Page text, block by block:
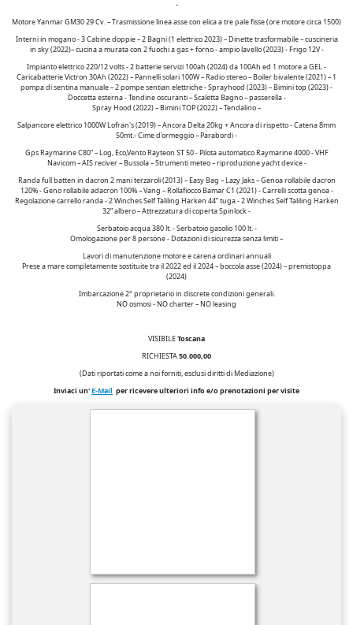
-
Motore Yanmar GM30 29 Cv. – Trasmissione linea asse con elica a tre pale fisse (ore motore circa 1500)
Interni in mogano - 3 Cabine doppie – 2 Bagni (1 elettrico 2023) – Dinette trasformabile – cuscineria
in sky (2022)– cucina a murata con 2 fuochi a gas + forno - ampio lavello (2023) - Frigo 12V -
Impianto elettrico 220/12 volts - 2 batterie servizi 100ah (2024) da 100Ah ed 1 motore a GEL -
Caricabatterie Victron 30Ah (2022) – Pannelli solari 100W – Radio stereo – Boiler bivalente (2021) – 1
pompa di sentina manuale – 2 pompe sentian elettriche - Sprayhood (2023) – Bimini top (2023) -
Doccetta esterna - Tendine oscuranti – Scaletta Bagno – passerella -
Spray Hood (2022) – Bimini TOP (2022) – Tendalino –
Salpancore elettrico 1000W Lofran's (2019) – Ancora Delta 20kg + Ancora di rispetto - Catena 8mm
50mt.- Cime d'ormeggio – Parabordi -
Gps Raymarine C80” – Log, Eco,Vento Rayteon ST 50 - Pilota automatico Raymarine 4000 - VHF
Navicom – AIS reciver – Bussola – Strumenti meteo – riproduzione yacht device -
Randa full batten in dacron 2 mani terzaroli (2013) – Easy Bag – Lazy Jaks – Genoa rollabile dacron
120% - Geno rollabile adacron 100% – Vang – Rollafiocco Bamar C1 (2021) - Carrelli scotta genoa -
Regolazione carrello randa - 2 Winches Self Taliling Harken 44” tuga - 2 Winches Self Taliling Harken
32” albero – Attrezzatura di coperta Spinlock -
Serbatoio acqua 380 lt. - Serbatoio gasolio 100 lt. -
Omologazione per 8 persone - Dotazioni di sicurezza senza limiti –
Lavori di manutenzione motore e carena ordinari annuali
Prese a mare completamente sostituite tra il 2022 ed il 2024 – boccola asse (2024) – premistoppa
(2024)
Imbarcazione 2° proprietario in discrete condizioni generali.
NO osmosi - NO charter – NO leasing
VISIBILEToscana
RICHIESTA50.000,00
(Dati riportati come a noi forniti, esclusi diritti di Mediazione)
Inviaci un'E-Mail per ricevere ulteriori info e/o prenotazioni per visite